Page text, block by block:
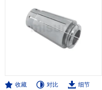
收藏 对比
细节